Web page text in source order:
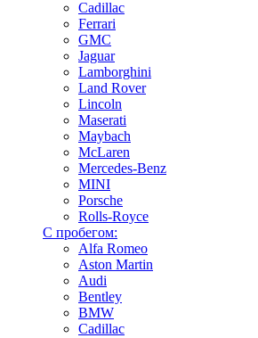
Cadillac
Ferrari
GMC
Jaguar
Lamborghini
Land Rover
Lincoln
Maserati
Maybach
McLaren
Mercedes-Benz
MINI
Porsche
Rolls-Royce
С пробегом:
Alfa Romeo
Aston Martin
Audi
Bentley
BMW
Cadillac